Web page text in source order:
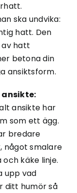
ska undvika:
hatt. Den
hatt
betona din
ansiktsform.
ansikte har
som ett ägg.
bredare
något smalare
och käke linje.
upp vad
ditt humör så